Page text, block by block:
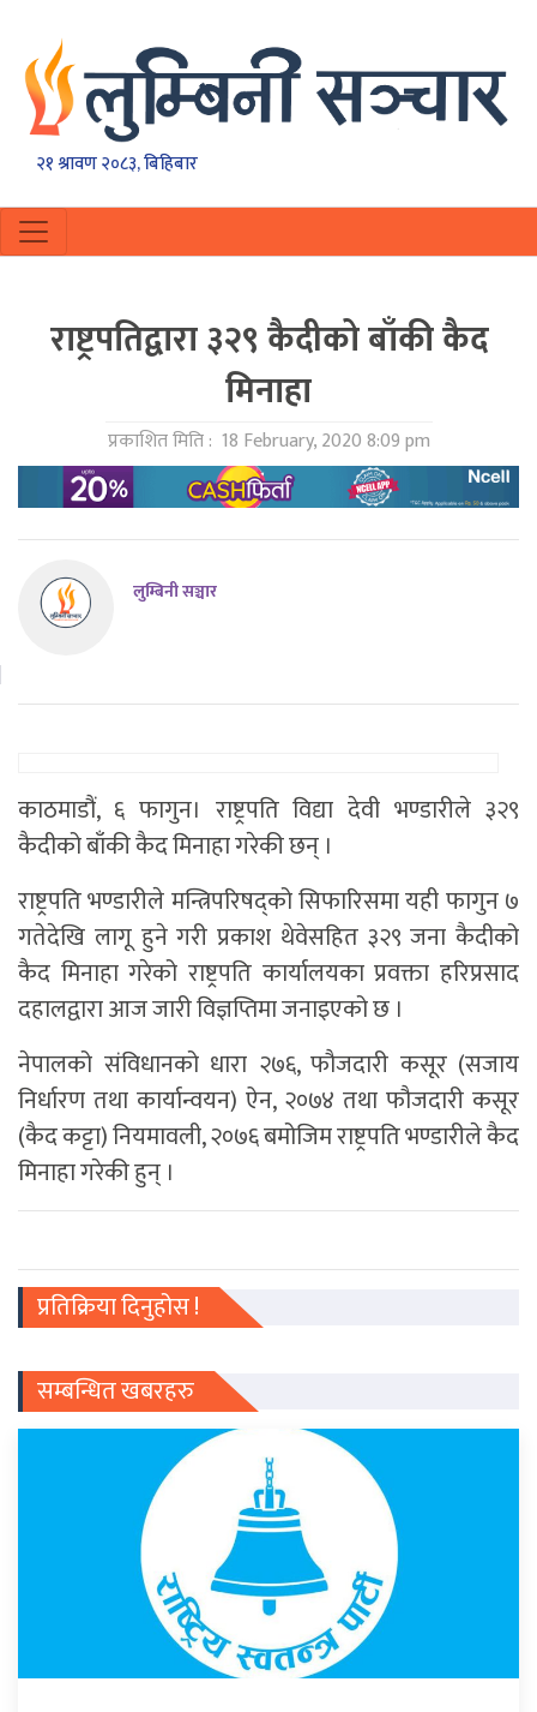
२१ श्रावण २०८३, बिहिबार
राष्ट्रपतिद्वारा ३२९ कैदीको बाँकी कैद
मिनाहा
प्रकाशित मिति : 18 February, 2020 8:09 pm
लुम्बिनी सञ्चार
काठमाडौं, ६ फागुन। राष्ट्रपति विद्या देवी भण्डारीले ३२९
कैदीको बाँकी कैद मिनाहा गरेकी छन् ।
राष्ट्रपति भण्डारीले मन्त्रिपरिषद्को सिफारिसमा यही फागुन ७
गतेदेखि लागू हुने गरी प्रकाश थेवेसहित ३२९ जना कैदीको
कैद मिनाहा गरेको राष्ट्रपति कार्यालयका प्रवक्ता हरिप्रसाद
दहालद्वारा आज जारी विज्ञप्तिमा जनाइएको छ ।
नेपालको संविधानको धारा २७६, फौजदारी कसूर (सजाय
निर्धारण तथा कार्यान्वयन) ऐन, २०७४ तथा फौजदारी कसूर
(कैद कट्टा) नियमावली, २०७६ बमोजिम राष्ट्रपति भण्डारीले कैद
मिनाहा गरेकी हुन् ।
प्रतिक्रिया दिनुहोस !
सम्बन्धित खबरहरु